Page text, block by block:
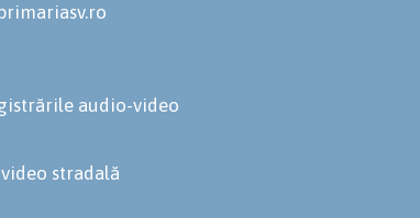
audio-video
stradală